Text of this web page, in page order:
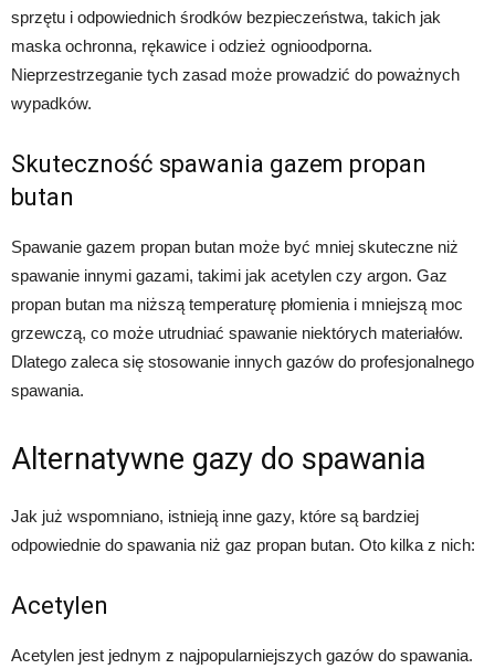
sprzętu i odpowiednich środków bezpieczeństwa, takich jak
maska ochronna, rękawice i odzież ognioodporna.
Nieprzestrzeganie tych zasad może prowadzić do poważnych
wypadków.
Skuteczność spawania gazem propan
butan
Spawanie gazem propan butan może być mniej skuteczne niż
spawanie innymi gazami, takimi jak acetylen czy argon. Gaz
propan butan ma niższą temperaturę płomienia i mniejszą moc
grzewczą, co może utrudniać spawanie niektórych materiałów.
Dlatego zaleca się stosowanie innych gazów do profesjonalnego
spawania.
Alternatywne gazy do spawania
Jak już wspomniano, istnieją inne gazy, które są bardziej
odpowiednie do spawania niż gaz propan butan. Oto kilka z nich:
Acetylen
Acetylen jest jednym z najpopularniejszych gazów do spawania.